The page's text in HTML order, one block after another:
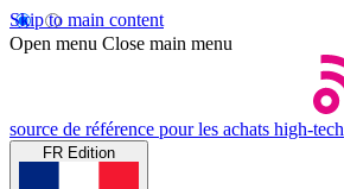
Skip to main content
Open menu Close main menu
source de référence pour les achats high-tech
FR Edition